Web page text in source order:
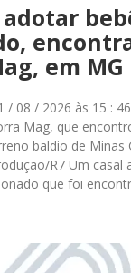
em MG
/ 08 / 2026 às 15 :
Mag, que
baldio de Minas
R7 Um casal
que foi